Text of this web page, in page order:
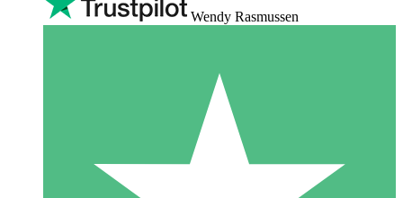
Wendy Rasmussen